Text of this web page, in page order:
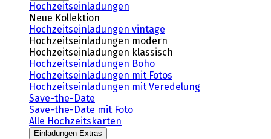
Hochzeitseinladungen
Neue Kollektion
Hochzeitseinladungen vintage
Hochzeitseinladungen modern
Hochzeitseinladungen klassisch
Hochzeitseinladungen Boho
Hochzeitseinladungen mit Fotos
Hochzeitseinladungen mit Veredelung
Save-the-Date
Save-the-Date mit Foto
Alle Hochzeitskarten
Einladungen Extras